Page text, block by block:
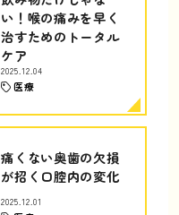
い！喉の痛みを早く
治すためのトータル
ケア
2025.12.04
医療
痛くない奥歯の欠損
が招く口腔内の変化
2025.12.01